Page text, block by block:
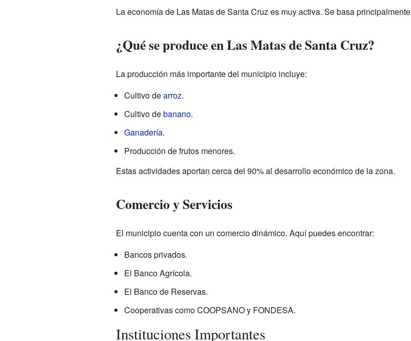
La economía de Las Matas de Santa Cruz es muy activa. Se basa
¿Qué se produce en Las Matas de Santa Cruz?
La producción más importante del municipio incluye:
Cultivo dearroz.
Cultivo debanano.
Ganadería.
Producción de frutos menores.
Estas actividades aportan cerca del 90% al desarrollo económico de la zona.
Comercio y Servicios
El municipio cuenta con un comercio dinámico. Aquí puedes encontrar:
Bancos privados.
El Banco Agrícola.
El Banco de Reservas.
Cooperativas como COOPSANO y FONDESA.
Instituciones Importantes